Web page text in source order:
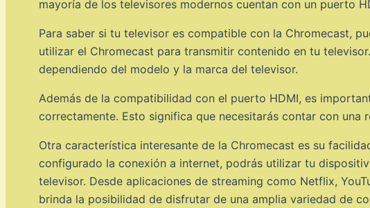
mayoría de los televisores modernos cuentan con un puerto
Para saber si tu televisor es compatible con la Chromecast,
utilizar el Chromecast para transmitir contenido en tu
dependiendo del modelo y la marca del televisor.
Además de la compatibilidad con el puerto HDMI, es
correctamente. Esto significa que necesitarás contar con
Otra característica interesante de la Chromecast es su
configurado la conexión a internet, podrás utilizar tu
televisor. Desde aplicaciones de streaming como Netflix,
brinda la posibilidad de disfrutar de una amplia variedad de